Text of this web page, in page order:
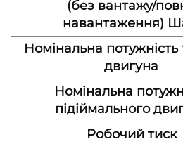
(без вантажу/
навантаження)
Номінальна потужність
двигуна
Номінальна
підіймального
Робочий тиск